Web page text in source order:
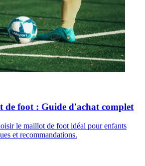
de foot : Guide d'achat complet
le maillot de foot idéal pour enfants
et recommandations.